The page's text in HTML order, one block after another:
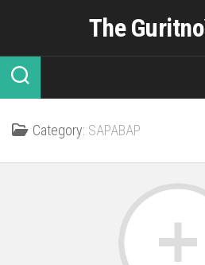
The
Category: SAPABAP